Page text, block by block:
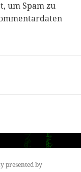
um Spam zu
presented by